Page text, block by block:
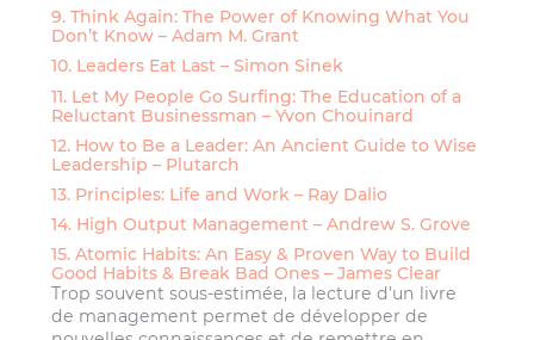
9. Think Again: The Power of Knowing What You
Don’t Know – Adam M. Grant
10. Leaders Eat Last – Simon Sinek
11. Let My People Go Surfing: The Education of a
Reluctant Businessman – Yvon Chouinard
12. How to Be a Leader: An Ancient Guide to Wise
Leadership – Plutarch
13. Principles: Life and Work – Ray Dalio
14. High Output Management – Andrew S. Grove
15. Atomic Habits: An Easy & Proven Way to Build
Good Habits & Break Bad Ones – James Clear
Trop souvent sous-estimée, la lecture d’un livre
de management permet de développer de